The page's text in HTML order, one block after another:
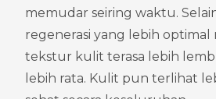
memudar seiring waktu.
regenerasi yang lebih
tekstur kulit terasa lebih
lebih rata. Kulit pun terlihat